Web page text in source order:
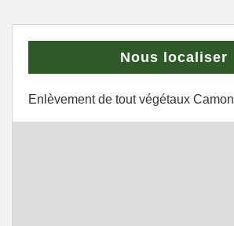
Nous localiser
Enlèvement de tout végétaux Camon